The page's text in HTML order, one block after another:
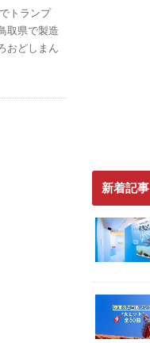
トランプ
取県で製造
おどしまん
新着記事